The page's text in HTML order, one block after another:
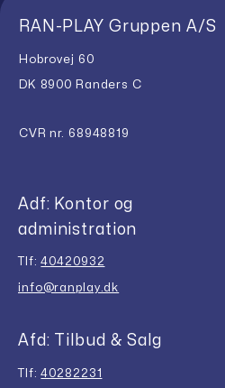
RAN-PLAY Gruppen A/S
Hobrovej 60
DK 8900 Randers C
CVR nr. 68948819
Adf: Kontor og
administration
Tlf:40420932
info@ranplay.dk
Afd: Tilbud & Salg
Tlf:40282231